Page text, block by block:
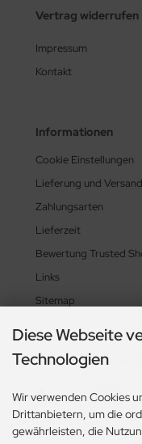
Vertrag widerrufen
Impressum
Kontakt
Informationen
Cookie Einstellungen
Lieferung und
Zahlungsarten
Lieferzeit
Bewertung Trusted
Links
Sitemap
Zahlungsmethoden
Diese Webseite
Technologien
Wir verwenden Cookies
Drittanbietern, um die
gewährleisten, die